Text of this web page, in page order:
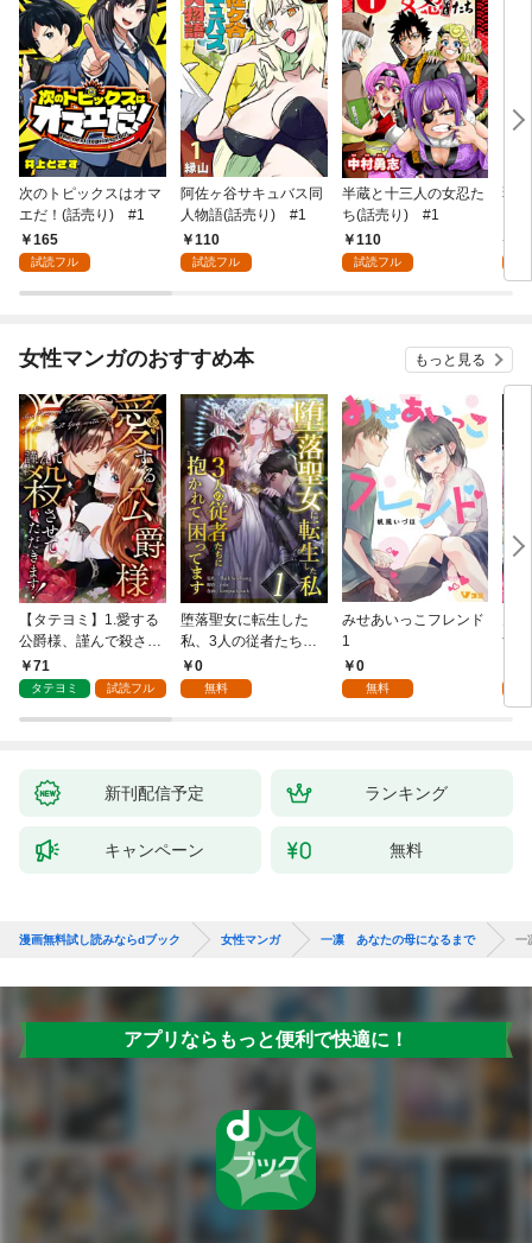
次のトピックスはオマ
エだ！(話売り) #1
165
試読フル
阿佐ヶ谷サキュバス同
人物語(話売り) #1
110
試読フル
半蔵と十三人の女忍た
ち(話売り) #1
110
試読フル
弱
女性マンガのおすすめ本 もっと見る
【タテヨミ】1.愛する
公爵様、謹んで殺させ
ていただきます！
71
タテヨミ 試読フル
堕落聖女に転生した
私、3人の従者たちに
抱かれて困ってます 第
1話
0
無料
みせあいっこフレンド
1
0
無料
す
ま
新刊配信予定 ランキング
キャンペーン 無料
漫画無料試し読みならdブック 女性マンガ 一凛 あなたの母になるまで 一
アプリならもっと便利で快適に！